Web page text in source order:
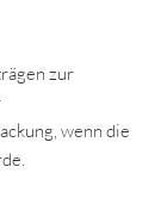
zur
wenn die